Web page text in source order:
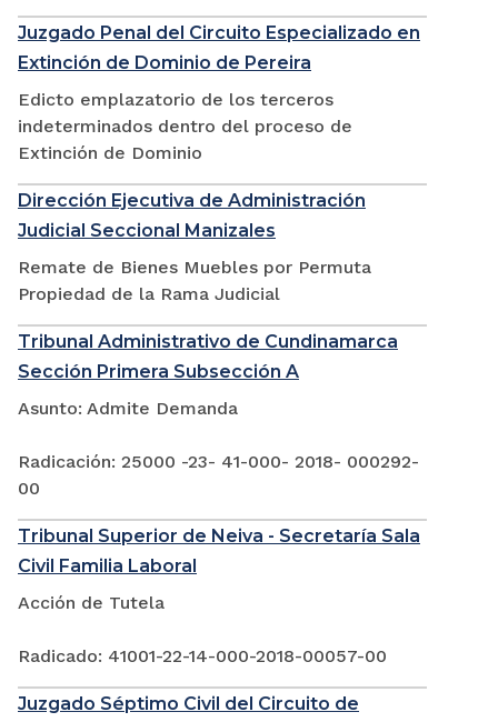
Juzgado Penal del Circuito Especializado en
Extinción de Dominio de Pereira
Edicto emplazatorio de los terceros
indeterminados dentro del proceso de
Extinción de Dominio
Dirección Ejecutiva de Administración
Judicial Seccional Manizales
Remate de Bienes Muebles por Permuta
Propiedad de la Rama Judicial
Tribunal Administrativo de Cundinamarca
Sección Primera Subsección A
Asunto: Admite Demanda
Radicación: 25000 -23- 41-000- 2018- 000292-
00
Tribunal Superior de Neiva - Secretaría Sala
Civil Familia Laboral
Acción de Tutela
Radicado: 41001-22-14-000-2018-00057-00
Juzgado Séptimo Civil del Circuito de